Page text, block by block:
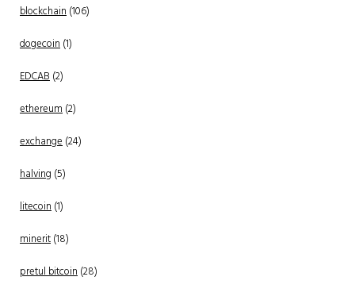
blockchain(106)
dogecoin(1)
EDCAB(2)
ethereum(2)
exchange(24)
halving (5)
litecoin(1)
minerit(18)
pretul bitcoin(28)